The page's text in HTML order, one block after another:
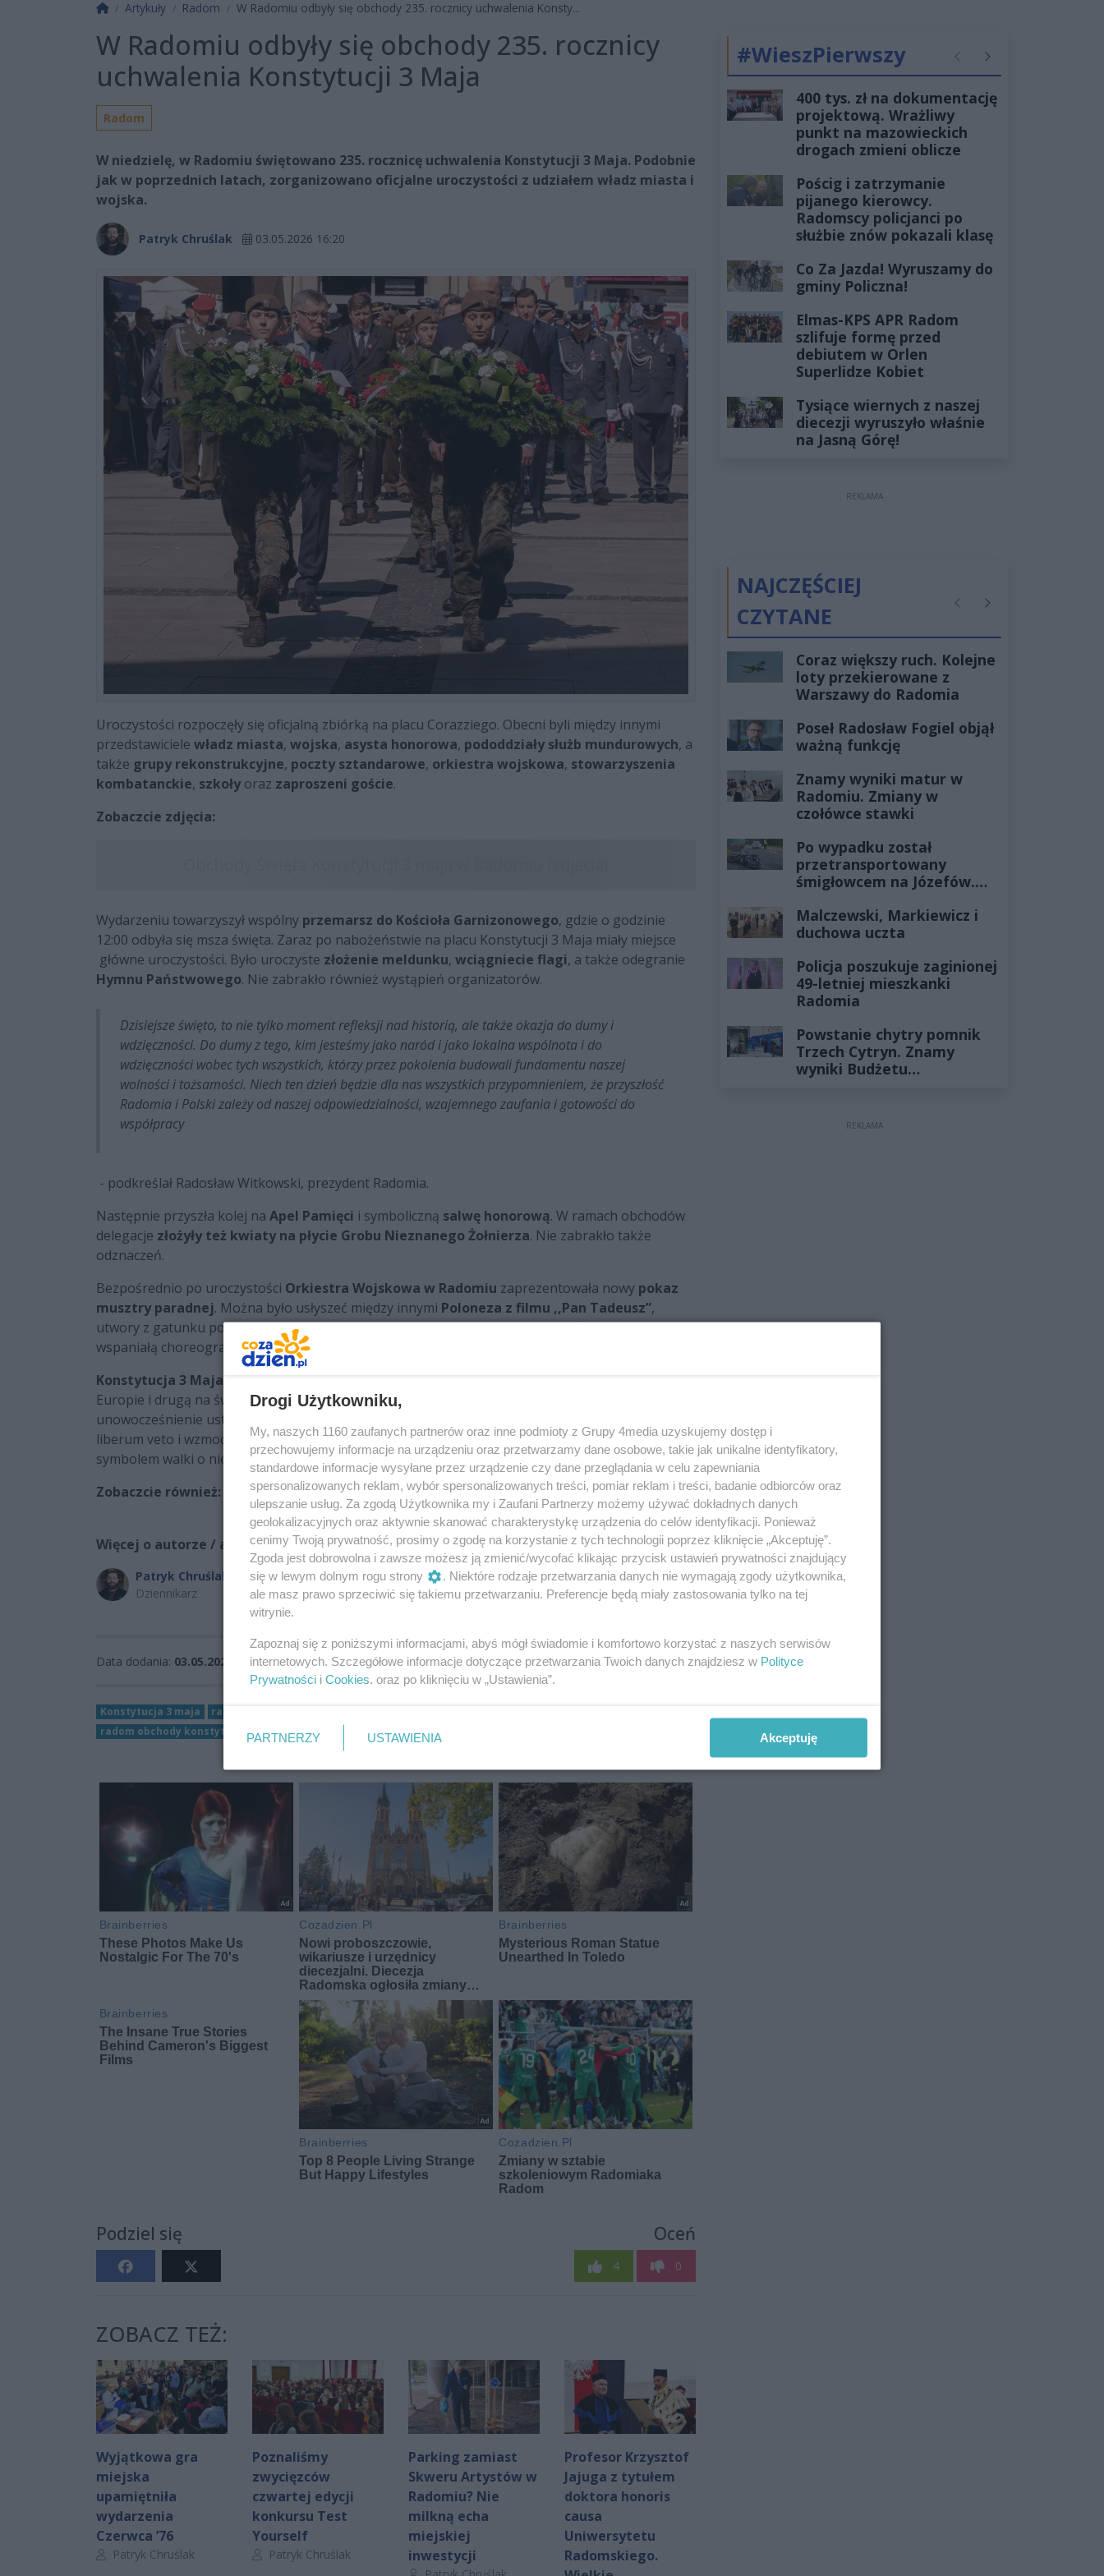
Strona główna
Artykuły Radom W Radomiu odbyły się obchody 235. rocznicy uchwalenia Konsty...
W Radomiu odbyły się obchody 235. rocznicy
uchwalenia Konstytucji 3 Maja
Radom
W niedzielę, w Radomiu świętowano 235. rocznicę uchwalenia Konstytucji 3 Maja. Podobnie
jak w poprzednich latach, zorganizowano oficjalne uroczystości z udziałem władz miasta i
wojska.
Patryk Chruślak 03.05.2026 16:20
Uroczystości rozpoczęły się oficjalną zbiórką na placu Corazziego. Obecni byli między innymi
przedstawiciele władz miasta, wojska, asysta honorowa, pododdziały służb mundurowych, a
także grupy rekonstrukcyjne, poczty sztandarowe, orkiestra wojskowa, stowarzyszenia
kombatanckie, szkoły oraz zaproszeni goście.
Zobaczcie zdjęcia:
Wydarzeniu towarzyszył wspólny przemarsz do Kościoła Garnizonowego, gdzie o godzinie
12:00 odbyła się msza święta. Zaraz po nabożeństwie na placu Konstytucji 3 Maja miały miejsce
główne uroczystości. Było uroczyste złożenie meldunku, wciągniecie flagi, a także odegranie
Hymnu Państwowego. Nie zabrakło również wystąpień organizatorów.
Dzisiejsze święto, to nie tylko moment refleksji nad historią, ale także okazja do dumy i
wdzięczności. Do dumy z tego, kim jesteśmy jako naród i jako lokalna wspólnota i do
wdzięczności wobec tych wszystkich, którzy przez pokolenia budowali fundamentu naszej
wolności i tożsamości. Niech ten dzień będzie dla nas wszystkich przypomnieniem, że przyszłość
Radomia i Polski zależy od naszej odpowiedzialności, wzajemnego zaufania i gotowości do
współpracy
- podkreślał Radosław Witkowski, prezydent Radomia.
Następnie przyszła kolej na Apel Pamięci i symboliczną salwę honorową. W ramach obchodów
delegacje złożyły też kwiaty na płycie Grobu Nieznanego Żołnierza. Nie zabrakło także
odznaczeń.
Bezpośrednio po uroczystości Orkiestra Wojskowa w Radomiu zaprezentowała nowy pokaz
musztry paradnej. Można było usłyszeć między innymi Poloneza z filmu ,,Pan Tadeusz”,
utwory z gatunku polskiejmuzyki narodowej,filmowej i rozrywkowejw połączeniu ze
wspaniałą choreografią.
Konstytucja 3 Maja
Europie i drugą na świecie po amerykańskiej. Dokument miał na celu wzmocnienie państwa i
unowocześnienie ustroju Rzeczypospolitej Obojga Narodów. Reformy objęły m.in. ograniczenie
liberum veto i wzmocnienie władzy wykonawczej. Mimo że obowiązywała krótko, stała się
symbolem walki o niepodległość i suwerenność.
Zobaczcie również:
Więcej o autorze / autorach:
Patryk Chruślak
Dziennikarz
Data dodania: 03.05.2026 16:20
Konstytucja 3 maja radom obchody
radom obchody konstytucji 3 maja
Podziel się Oceń
4 0
ZOBACZ TEŻ:
Wyjątkowa gra
miejska
upamiętniła
wydarzenia
Czerwca ’76
Autor artykułu:
Patryk Chruślak
Poznaliśmy
zwycięzców
czwartej edycji
konkursu Test
Yourself
Autor artykułu:
Patryk Chruślak
Parking zamiast
Skweru Artystów w
Radomiu? Nie
milkną echa
miejskiej
inwestycji
Profesor Krzysztof
Jajuga z tytułem
doktora honoris
causa
Uniwersytetu
Radomskiego.
#WieszPierwszy PoprzednieNastępne
400 tys. zł na dokumentację
projektową. Wrażliwy
punkt na mazowieckich
drogach zmieni oblicze
Pościg i zatrzymanie
pijanego kierowcy.
Radomscy policjanci po
służbie znów pokazali klasę
Co Za Jazda! Wyruszamy do
gminy Policzna!
Elmas-KPS APR Radom
szlifuje formę przed
debiutem w Orlen
Superlidze Kobiet
Tysiące wiernych z naszej
diecezji wyruszyło właśnie
na Jasną Górę!
REKLAMA
NAJCZĘŚCIEJ
CZYTANE
PoprzednieNastępne
Coraz większy ruch. Kolejne
loty przekierowane z
Warszawy do Radomia
Poseł Radosław Fogiel objął
ważną funkcję
Znamy wyniki matur w
Radomiu. Zmiany w
czołówce stawki
Po wypadku został
przetransportowany
śmigłowcem na Józefów.
żyłach
Malczewski, Markiewicz i
duchowa uczta
Policja poszukuje zaginionej
49-letniej mieszkanki
Radomia
Powstanie chytry pomnik
Trzech Cytryn. Znamy
wyniki Budżetu
REKLAMA
Drogi Użytkowniku,
My, naszych 1160 zaufanych partnerów oraz inne podmioty z Grupy 4media uzyskujemy dostęp i
przechowujemy informacje na urządzeniu oraz przetwarzamy dane osobowe, takie jak unikalne identyfikatory,
standardowe informacje wysyłane przez urządzenie czy dane przeglądania w celu zapewniania
spersonalizowanych reklam, wybór spersonalizowanych treści, pomiar reklam i treści, badanie odbiorców oraz
ulepszanie usług. Za zgodą Użytkownika my i Zaufani Partnerzy możemy używać dokładnych danych
geolokalizacyjnych oraz aktywnie skanować charakterystykę urządzenia do celów identyfikacji. Ponieważ
cenimy Twoją prywatność, prosimy o zgodę na korzystanie z tych technologii poprzez kliknięcie „Akceptuję”.
Zgoda jest dobrowolna i zawsze możesz ją zmienić/wycofać klikając przycisk ustawień prywatności znajdujący
się w lewym dolnym rogu strony
. Niektóre rodzaje przetwarzania danych nie wymagają zgody użytkownika,
ale masz prawo sprzeciwić się takiemu przetwarzaniu. Preferencje będą miały zastosowania tylko na tej
witrynie.
Zapoznaj się z poniższymi informacjami, abyś mógł świadomie i komfortowo korzystać z naszych serwisów
internetowych. Szczegółowe informacje dotyczące przetwarzania Twoich danych znajdziesz w Polityce
Prywatności i Cookies. oraz po kliknięciu w „Ustawienia”.
PARTNERZY USTAWIENIA Akceptuję